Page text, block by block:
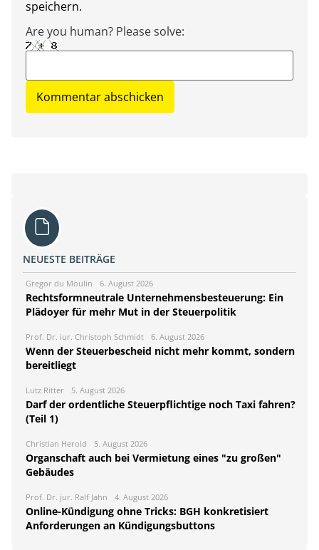
speichern.
Are you human? Please solve:
NEUESTE BEITRÄGE
Gregor du Moulin 6. August 2026
Rechtsformneutrale Unternehmensbesteuerung: Ein
Plädoyer für mehr Mut in der Steuerpolitik
Prof. Dr. iur. Christoph Schmidt 6. August 2026
Wenn der Steuerbescheid nicht mehr kommt, sondern
bereitliegt
Lutz Ritter 5. August 2026
Darf der ordentliche Steuerpflichtige noch Taxi fahren?
(Teil 1)
Christian Herold 5. August 2026
Organschaft auch bei Vermietung eines "zu großen"
Gebäudes
Prof. Dr. jur. Ralf Jahn 4. August 2026
Online-Kündigung ohne Tricks: BGH konkretisiert
Anforderungen an Kündigungsbuttons